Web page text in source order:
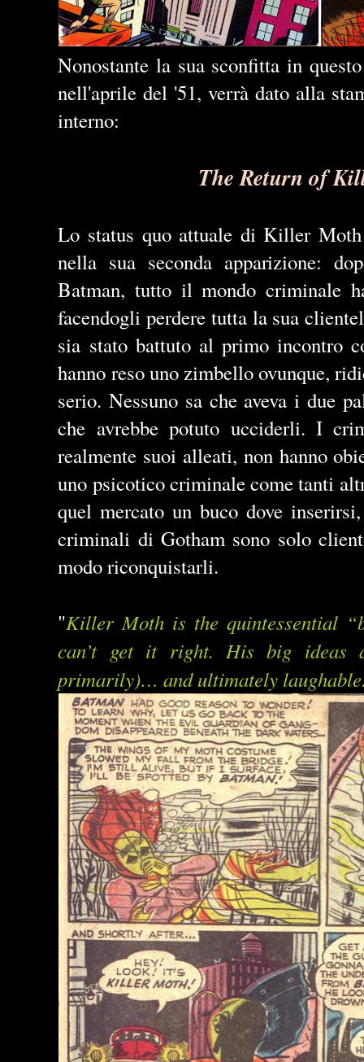
Nonostante la sua sconfitta in
nell'aprile del '51, verrà dato alla
interno:
The Return of
Lo status quo attuale di Killer
nella sua seconda apparizione:
Batman, tutto il mondo criminale
facendogli perdere tutta la sua
sia stato battuto al primo incontro
hanno reso uno zimbello ovunque,
serio. Nessuno sa che aveva i due
che avrebbe potuto ucciderli. I
realmente suoi alleati, non hanno
uno psicotico criminale come tanti
quel mercato un buco dove
criminali di Gotham sono solo
modo riconquistarli.
"Killer Moth is the quintessential
can’t get it right. His big ideas
primarily)… and ultimately